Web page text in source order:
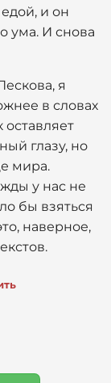
и он
ума. И снова
я
в словах
глазу, но
мира.
у нас не
бы взяться
наверное,